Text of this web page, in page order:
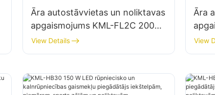
Āra autostāvvietas un noliktavas
apgaismojums KML-FL2C 200W
LED prožektoru piegādātājs
View Details
Āra
LED
View